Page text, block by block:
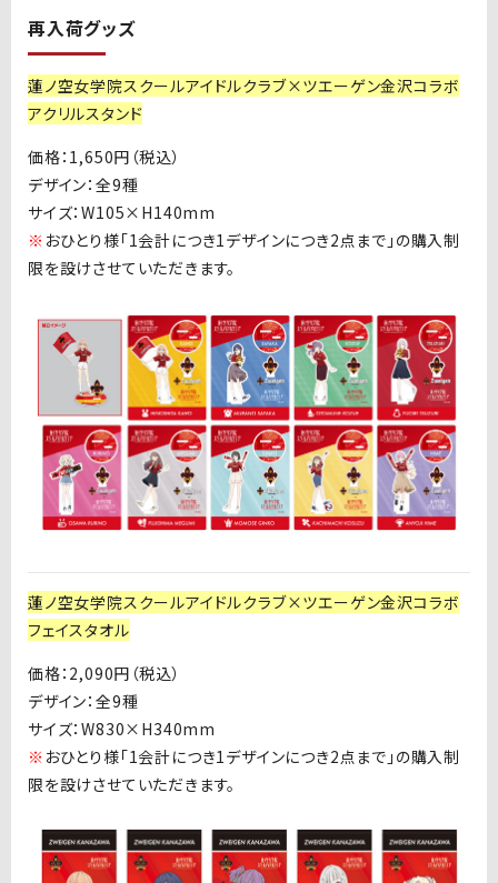
再入荷グッズ
蓮ノ空女学院スクールアイドルクラブ×ツエーゲン金沢コラボ
アクリルスタンド
価格： 1,650円（税込）
デザイン：全9種
サイズ：W105×H140mm
※ おひとり様「1会計につき1デザインにつき2点まで」の購入制
限を設けさせていただきます。
蓮ノ空女学院スクールアイドルクラブ×ツエーゲン金沢コラボ
フェイスタオル
価格： 2,090円（税込）
デザイン：全9種
サイズ：W830×H340mm
※ おひとり様「1会計につき1 デザインにつき2点まで」の購入制
限を設けさせていただきます。